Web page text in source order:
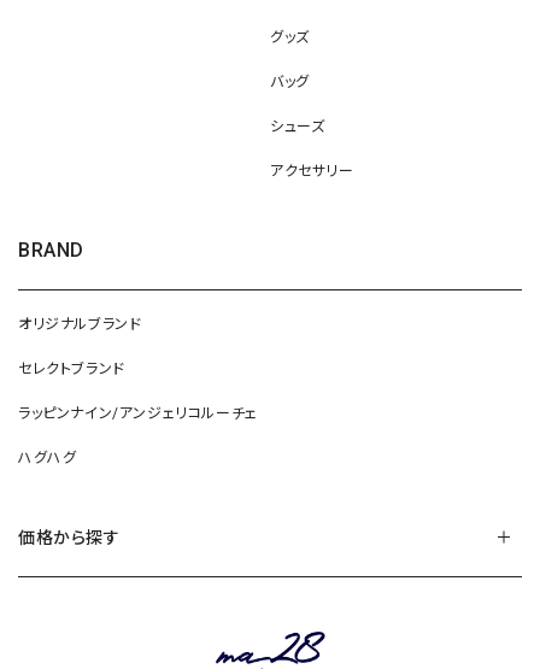
グッズ
バッグ
シューズ
アクセサリー
BRAND
オリジナルブランド
セレクトブランド
ラッピンナイン/アンジェリコルーチェ
ハグハグ
価格から探す